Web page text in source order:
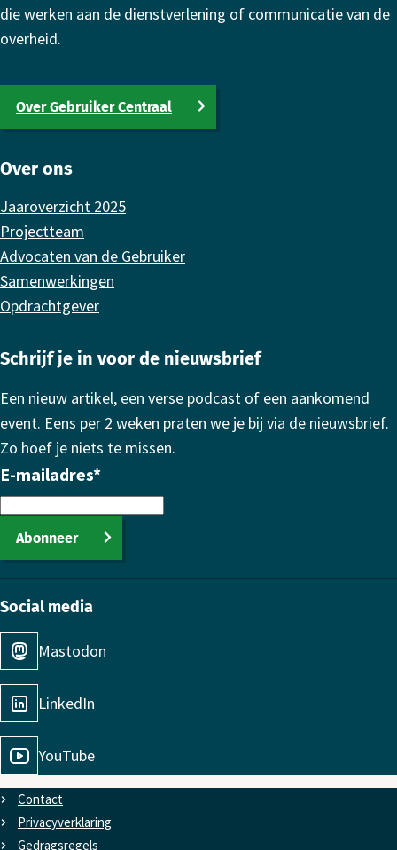
die werken aan de dienstverlening of communicatie van de
overheid.
Over Gebruiker Centraal
Over ons
Jaaroverzicht 2025
Projectteam
Advocaten van de Gebruiker
Samenwerkingen
Opdrachtgever
Schrijf je in voor de nieuwsbrief
Een nieuw artikel, een verse podcast of een aankomend
event. Eens per 2 weken praten we je bij via de nieuwsbrief.
Zo hoef je niets te missen.
E-mailadres*
Abonneer
Social media
Mastodon
LinkedIn
YouTube
Contact
Privacyverklaring
Gedragsregels